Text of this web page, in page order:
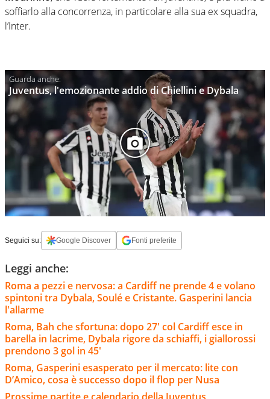
soffiarlo alla concorrenza, in particolare alla sua ex squadra,
l’Inter.
Juventus, l'emozionante addio di Chiellini e Dybala
Seguici su: Google Discover Fonti preferite
Leggi anche:
Roma a pezzi e nervosa: a Cardiff ne prende 4 e volano
spintoni tra Dybala, Soulé e Cristante. Gasperini lancia
l'allarme
Roma, Bah che sfortuna: dopo 27' col Cardiff esce in
barella in lacrime, Dybala rigore da schiaffi, i giallorossi
prendono 3 gol in 45'
Roma, Gasperini esasperato per il mercato: lite con
D’Amico, cosa è successo dopo il flop per Nusa